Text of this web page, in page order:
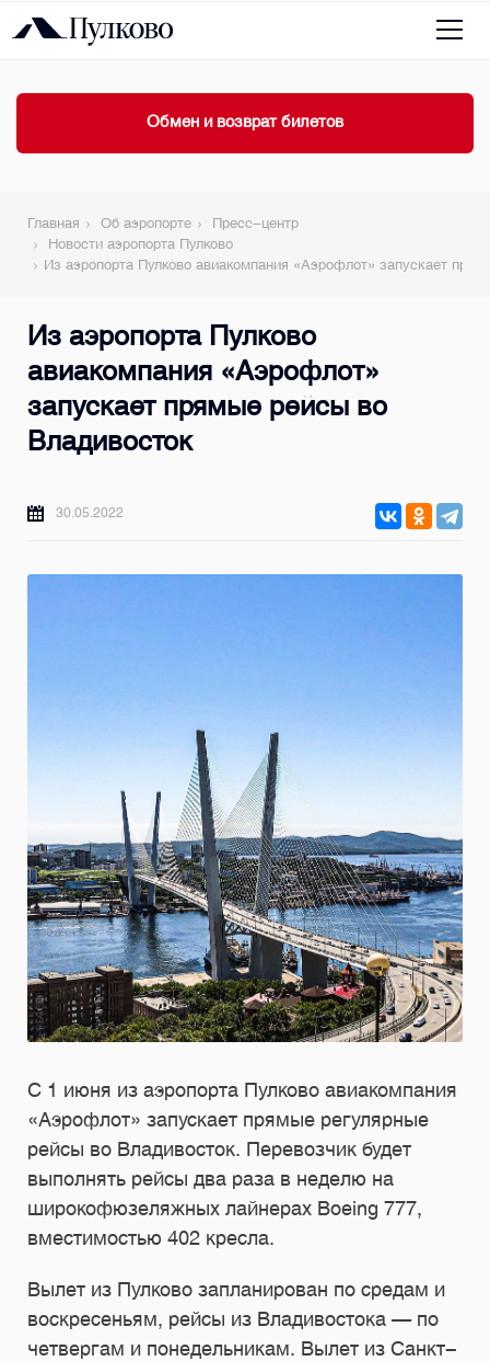
Обмен и возврат билетов
Главная Об аэропорте
Пресс-центр
Новости аэропорта Пулково
Из аэропорта Пулково авиакомпания «Аэрофлот» запускает
Из аэропорта Пулково
авиакомпания «Аэрофлот»
запускает прямые рейсы во
Владивосток
30.05.2022
С 1 июня из аэропорта Пулково авиакомпания
«Аэрофлот» запускает прямые регулярные
рейсы во Владивосток. Перевозчик будет
выполнять рейсы два раза в неделю на
широкофюзеляжных лайнерах Boeing 777,
вместимостью 402 кресла.
Вылет из Пулково запланирован по средам и
воскресеньям, рейсы из Владивостока — по
четвергам и понедельникам. Вылет из Санкт-